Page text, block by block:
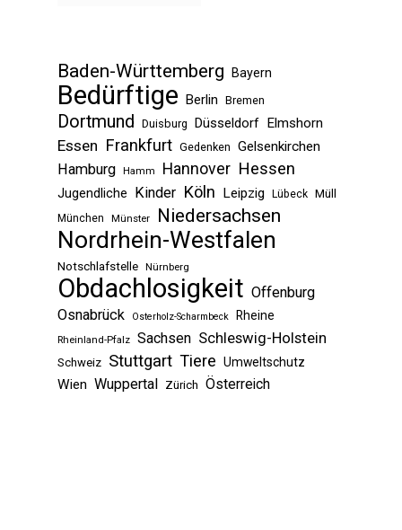
Baden-Württemberg Bayern
Bedürftige Berlin Bremen
Dortmund Duisburg Düsseldorf Elmshorn
Essen Frankfurt Gedenken Gelsenkirchen
Hamburg Hamm Hannover Hessen
Jugendliche Kinder Köln Leipzig Lübeck Müll
München Münster Niedersachsen
Nordrhein-Westfalen
Notschlafstelle Nürnberg
Obdachlosigkeit Offenburg
Osnabrück
Osterholz-Scharmbeck Rheine
Rheinland-Pfalz Sachsen Schleswig-Holstein
Schweiz Stuttgart Tiere Umweltschutz
Wien Wuppertal Zürich Österreich